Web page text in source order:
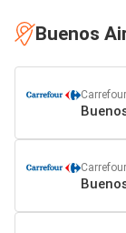
Buenos
Carrefour
Carrefour